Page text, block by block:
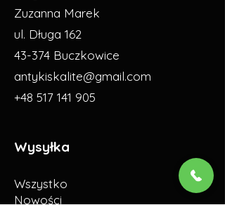
Zuzanna Marek
ul. Długa 162
43-374 Buczkowice
antykiskalite@gmail.com
+48 517 141 905
Wysyłka
Wszystko
Nowości